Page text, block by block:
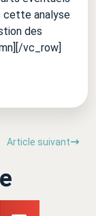
cette analyse
des
vc_row]
Article suivant